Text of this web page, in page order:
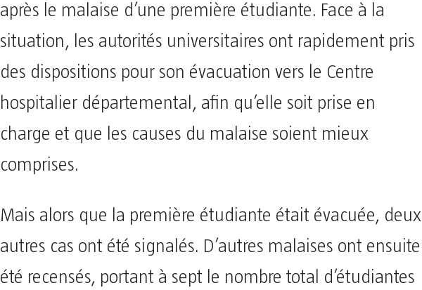
après le malaise d’une première étudiante. Face à la
situation, les autorités universitaires ont rapidement pris
des dispositions pour son évacuation vers le Centre
hospitalier départemental, afin qu’elle soit prise en
charge et que les causes du malaise soient mieux
comprises.
Mais alors que la première étudiante était évacuée, deux
autres cas ont été signalés. D’autres malaises ont ensuite
été recensés, portant à sept le nombre total d’étudiantes